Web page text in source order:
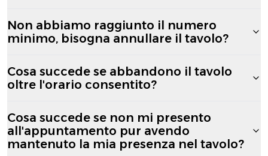
Non abbiamo raggiunto il numero
minimo, bisogna annullare il tavolo?
Cosa succede se abbandono il tavolo
oltre l'orario consentito?
Cosa succede se non mi presento
all'appuntamento pur avendo
mantenuto la mia presenza nel tavolo?